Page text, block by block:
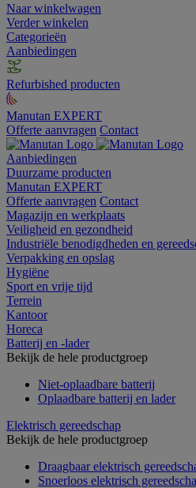
Naar winkelwagen
Verder winkelen
Categorieën
Aanbiedingen
Refurbished producten
Manutan EXPERT
Offerte aanvragen Contact
Aanbiedingen
Duurzame producten
Manutan EXPERT
Offerte aanvragen Contact
Magazijn en werkplaats
Veiligheid en gezondheid
Industriële benodigdheden en
Verpakking en opslag
Hygiëne
Sport en vrije tijd
Terrein
Kantoor
Horeca
Batterij en -lader
Bekijk de hele productgroep
Niet-oplaadbare batterij
Oplaadbare batterij en lader
Elektrisch gereedschap
Bekijk de hele productgroep
Draagbaar elektrisch
Snoerloos elektrisch